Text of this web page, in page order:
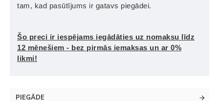
tam, kad pasūtījums ir gatavs piegādei.
Šo preci ir iespējams iegādāties uz nomaksu līdz
12 mēnešiem - bez pirmās iemaksas un ar 0%
likmi!
PIEGĀDE